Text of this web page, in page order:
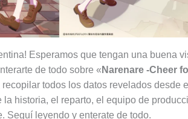
Esperamos que tengan una buena
de todo sobre « Narenare -Cheer
recopilar todos los datos revelados desde
historia, el reparto, el equipo de
Seguí leyendo y enterate de todo.